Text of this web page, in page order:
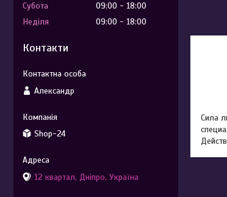
Сила
Субота
09:00
18:00
Неділя
09:00 18:00
Контакти
Александр
Shop-24
12 квартал, Дніпро, Україна